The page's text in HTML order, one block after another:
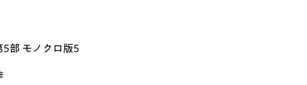
5部 モノクロ版5